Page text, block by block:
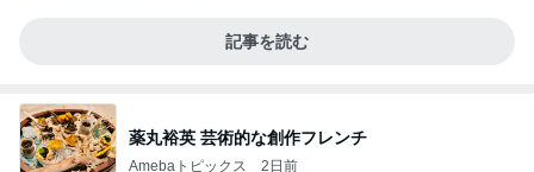
記事を読む
薬丸裕英 芸術的な創作フレンチ
Amebaトピックス 2日前